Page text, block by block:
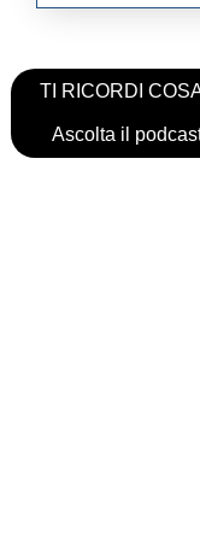
TI RICORDI
Ascolta il